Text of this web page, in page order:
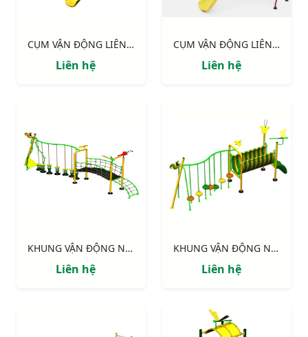
CỤM VẬN ĐỘNG LIÊN HOÀN 2 MÁI CHE, TRỤ GỖ NIK703221W
Liên hệ
CỤM VẬN ĐỘNG LIÊN HOÀN 2 MÁI CHE NIK703211
Liên hệ
KHUNG VẬN ĐỘNG NIK731146-DV: CHUYỀN DÂY - CẦU VÁN
Liên hệ
KHUNG VẬN ĐỘNG NIK731003-DN: CHUYỀN DÂY - CẦU NHỰA
Liên hệ